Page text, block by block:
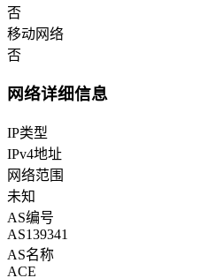
否
移动网络
否
网络详细信息
IP类型
IPv4地址
网络范围
未知
AS编号
AS139341
AS名称
ACE